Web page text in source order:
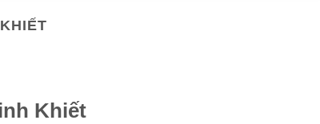
Khiết